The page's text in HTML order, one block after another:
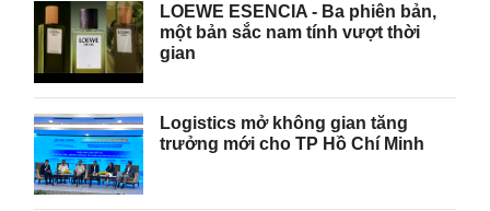
LOEWE ESENCIA - Ba phiên bản,
một bản sắc nam tính vượt thời
gian
Logistics mở không gian tăng
trưởng mới cho TP Hồ Chí Minh